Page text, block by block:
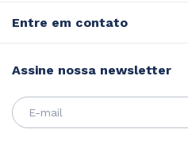
Entre em contato
Assine nossa newsletter